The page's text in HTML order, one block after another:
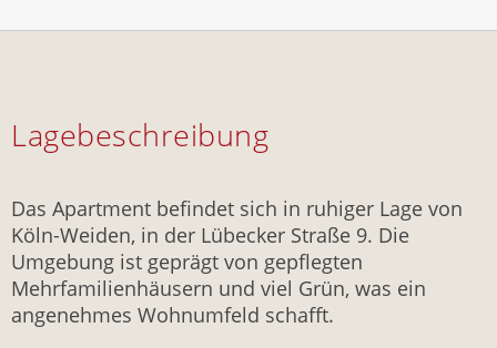
Lagebeschreibung
Das Apartment befindet sich in ruhiger Lage von
Köln-Weiden, in der Lübecker Straße 9. Die
Umgebung ist geprägt von gepflegten
Mehrfamilienhäusern und viel Grün, was ein
angenehmes Wohnumfeld schafft.